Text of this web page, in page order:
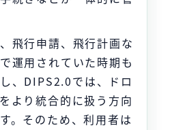
飛行申請、飛行計画な
運用されていた時期も
、DIPS2.0では、ドロ
より統合的に扱う方向
。そのため、利用者は